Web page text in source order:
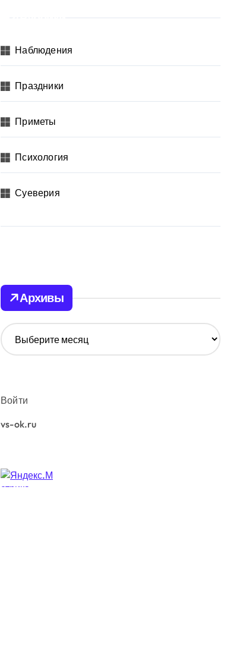
Наблюдения
Праздники
Приметы
Психология
Суеверия
Архивы
А
р
ы
Войти
vs-ok.ru